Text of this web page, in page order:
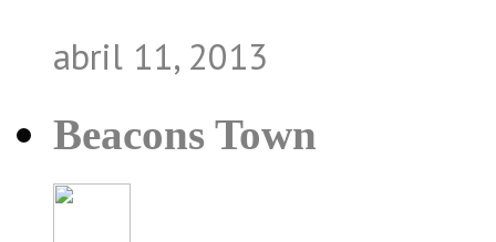
abril 11, 2013
Beacons Town